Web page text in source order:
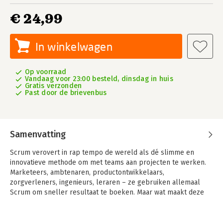
€ 24,99
In winkelwagen
Op voorraad
Vandaag voor 23:00 besteld, dinsdag in huis
Gratis verzonden
Past door de brievenbus
Samenvatting
Scrum verovert in rap tempo de wereld als dé slimme en
innovatieve methode om met teams aan projecten te werken.
Marketeers, ambtenaren, productontwikkelaars,
zorgverleners, ingenieurs, leraren – ze gebruiken allemaal
Scrum om sneller resultaat te boeken. Maar wat maakt deze